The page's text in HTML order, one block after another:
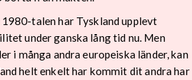
talen har Tyskland upplevt
under ganska lång tid nu. Men
i många andra europeiska länder, kan
helt enkelt har kommit dit andra har